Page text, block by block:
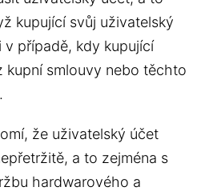
kupující svůj uživatelský
případě, kdy kupující
kupní smlouvy nebo těchto
že uživatelský účet
a to zejména s
hardwarového a